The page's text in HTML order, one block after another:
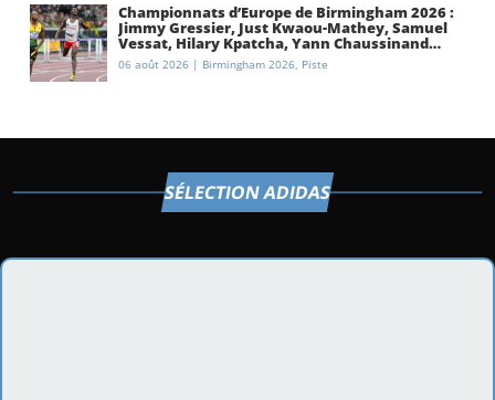
Championnats d’Europe de Birmingham 2026 :
Jimmy Gressier, Just Kwaou-Mathey, Samuel
Vessat, Hilary Kpatcha, Yann Chaussinand…
Présentation de l’équipe de France
d’athlétisme
06 août 2026 | Birmingham 2026, Piste
SÉLECTION ADIDAS